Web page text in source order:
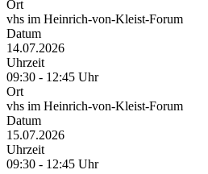
Ort
vhs im Heinrich-von-Kleist-Forum
Datum
14.07.2026
Uhrzeit
09:30 - 12:45 Uhr
Ort
vhs im Heinrich-von-Kleist-Forum
Datum
15.07.2026
Uhrzeit
09:30 - 12:45 Uhr